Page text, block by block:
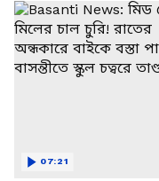
07:21